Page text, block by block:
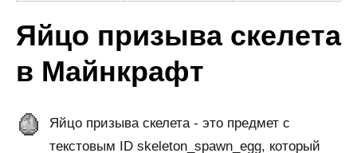
Яйцо призыва скелета
в Майнкрафт
Яйцо призыва скелета - это предмет с
текстовым ID skeleton_spawn_egg, который